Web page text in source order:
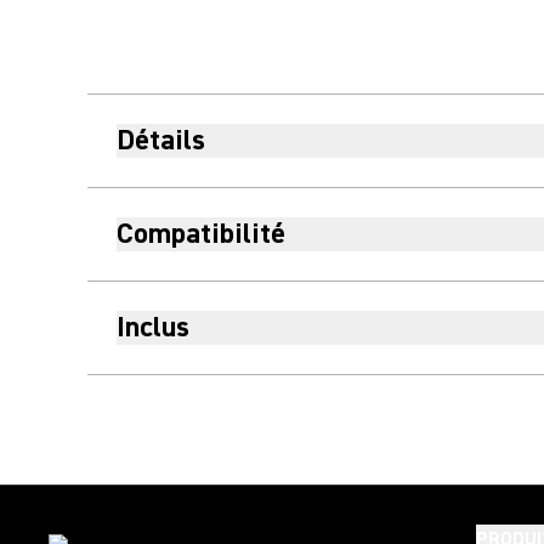
Détails
Compatibilité
Inclus